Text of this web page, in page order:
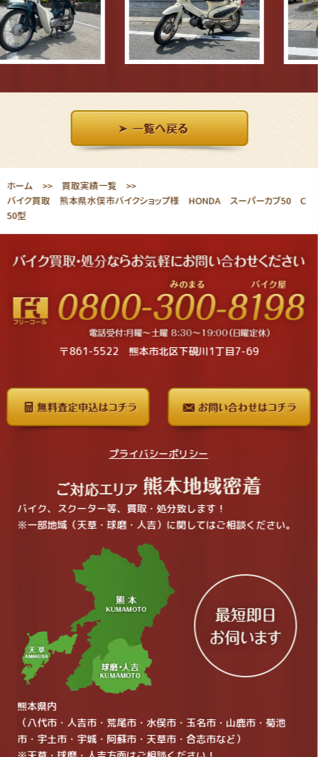
ホーム 買取実績一覧
バイク買取 熊本県水俣市バイクショップ様 HONDA スーパーカブ50 C
50型
〒861-5522 熊本市北区下硯川1丁目7-69
プライバシーポリシー
バイク、スクーター等、買取・処分致します！
※一部地域（天草・球磨・人吉）に関してはご相談ください。
熊本県内
（八代市・人吉市・荒尾市・水俣市・玉名市・山鹿市・菊池
市・宇土市・宇城・阿蘇市・天草市・合志市など）